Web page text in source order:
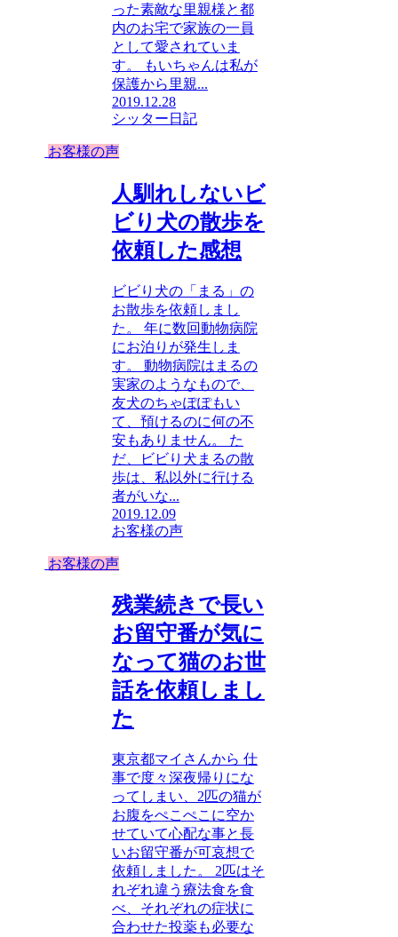
った素敵な里親様と都
内のお宅で家族の一員
として愛されていま
す。 もいちゃんは私が
保護から里親...
2019.12.28
シッター日記
お客様の声
人馴れしないビ
ビり犬の散歩を
依頼した感想
ビビり犬の「まる」の
お散歩を依頼しまし
た。 年に数回動物病院
にお泊りが発生しま
す。 動物病院はまるの
実家のようなもので、
友犬のちゃぽぽもい
て、預けるのに何の不
安もありません。 た
だ、ビビり犬まるの散
歩は、私以外に行ける
者がいな...
2019.12.09
お客様の声
お客様の声
残業続きで長い
お留守番が気に
なって猫のお世
話を依頼しまし
た
東京都マイさんから 仕
事で度々深夜帰りにな
ってしまい、2匹の猫が
お腹をぺこぺこに空か
せていて心配な事と長
いお留守番が可哀想で
依頼しました。 2匹はそ
れぞれ違う療法食を食
べ、それぞれの症状に
合わせた投薬も必要な